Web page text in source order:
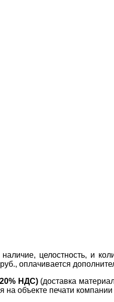
целостность, и
оплачивается
НДС) (доставка
на объекте печати